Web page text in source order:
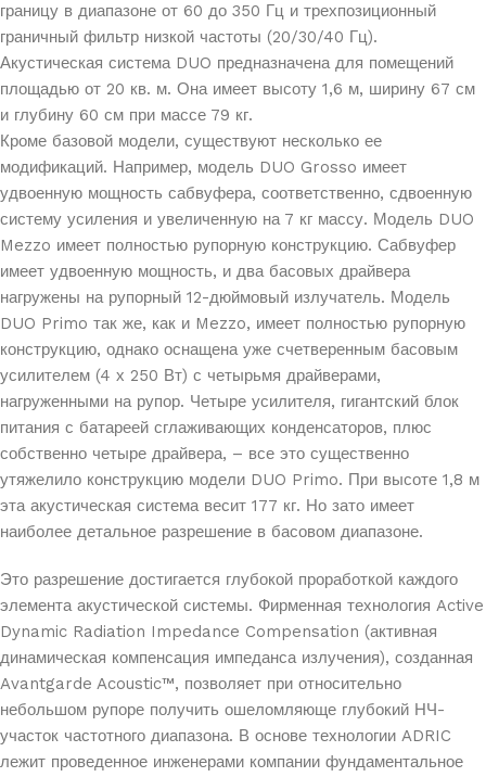
границу в диапазоне от 60 до 350 Гц и трехпозиционный
граничный фильтр низкой частоты (20/30/40 Гц).
Акустическая система DUO предназначена для помещений
площадью от 20 кв. м. Она имеет высоту 1,6 м, ширину 67 см
и глубину 60 см при массе 79 кг.
Кроме базовой модели, существуют несколько ее
модификаций. Например, модель DUO Grosso имеет
удвоенную мощность сабвуфера, соответственно, сдвоенную
систему усиления и увеличенную на 7 кг массу. Модель DUO
Mezzo имеет полностью рупорную конструкцию. Сабвуфер
имеет удвоенную мощность, и два басовых драйвера
нагружены на рупорный 12-дюймовый излучатель. Модель
DUO Primo так же, как и Mezzo, имеет полностью рупорную
конструкцию, однако оснащена уже счетверенным басовым
усилителем (4 х 250 Вт) с четырьмя драйверами,
нагруженными на рупор. Четыре усилителя, гигантский блок
питания с батареей сглаживающих конденсаторов, плюс
собственно четыре драйвера, – все это существенно
утяжелило конструкцию модели DUO Primo. При высоте 1,8 м
эта акустическая система весит 177 кг. Но зато имеет
наиболее детальное разрешение в басовом диапазоне.
Это разрешение достигается глубокой проработкой каждого
элемента акустической системы. Фирменная технология Active
Dynamic Radiation Impedance Compensation (активная
динамическая компенсация импеданса излучения), созданная
Avantgarde Acoustic™, позволяет при относительно
небольшом рупоре получить ошеломляюще глубокий НЧ-
участок частотного диапазона. В основе технологии ADRIC
лежит проведенное инженерами компании фундаментальное